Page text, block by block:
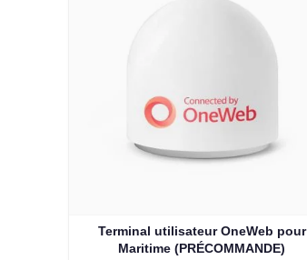
Terminal utilisateur OneWeb pour
Maritime (PRÉCOMMANDE)